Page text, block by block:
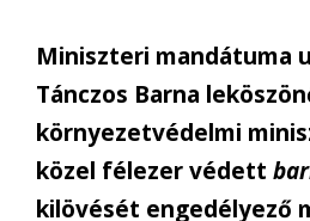
Miniszteri mandátuma
Tánczos Barna
környezetvédelmi
közel félezer védett
kilövését engedélyező